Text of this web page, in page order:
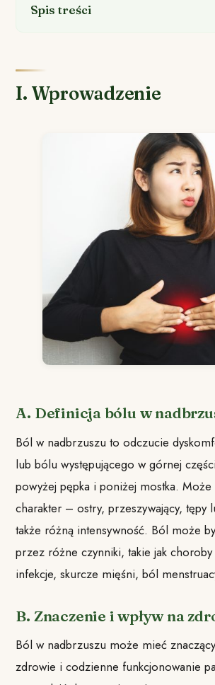
Spis treści
I. Wprowadzenie
A. Definicja bólu w
Ból w nadbrzuszu to odczucie
lub bólu występującego w górnej
powyżej pępka i poniżej mostka.
charakter – ostry, przeszywający, tępy
także różną intensywność. Ból może
przez różne czynniki, takie jak choroby
infekcje, skurcze mięśni, ból
B. Znaczenie i wpływ na
Ból w nadbrzuszu może mieć
zdrowie i codzienne funkcjonowanie